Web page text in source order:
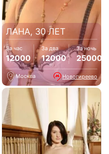
ЛАНА, 30 ЛЕТ
За час
12000
За два
12000
За ночь
25000
Москва Новогиреево